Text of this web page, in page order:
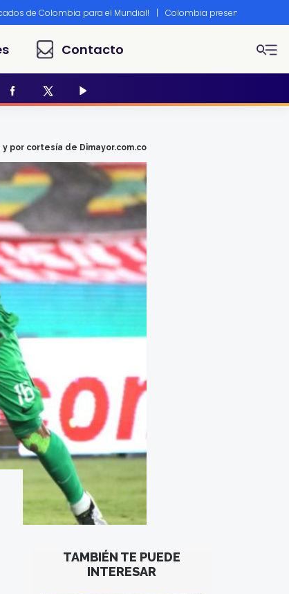
de Colombia para el Mundial! | Colombia presente en
Contacto
y por cortesía de Dimayor.com.co
TAMBIÉN TE PUEDE
INTERESAR